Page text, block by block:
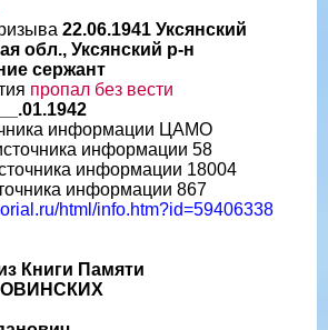
22.06.1941 Уксянский
обл., Уксянский р-н
сержант
пропал без вести
__.01.1942
информации ЦАМО
информации 58
информации 18004
информации 867
html/info.htm?id=59406338
Книги Памяти